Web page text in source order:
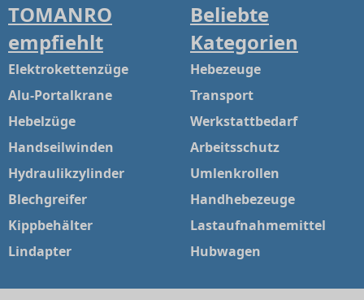
TOMANRO
empfiehlt
Elektrokettenzüge
Alu-Portalkrane
Hebelzüge
Handseilwinden
Hydraulikzylinder
Blechgreifer
Kippbehälter
Lindapter
Beliebte
Kategorien
Hebezeuge
Transport
Werkstattbedarf
Arbeitsschutz
Umlenkrollen
Handhebezeuge
Lastaufnahmemittel
Hubwagen